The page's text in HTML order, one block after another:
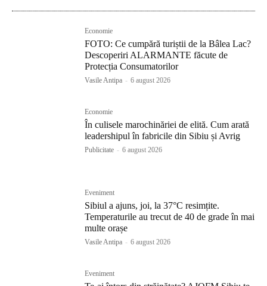
Economie
FOTO: Ce cumpără turiștii de la Bâlea Lac?
Descoperiri ALARMANTE făcute de
Protecția Consumatorilor
Vasile Antipa - 6 august 2026
Economie
În culisele marochinăriei de elită. Cum arată
leadershipul în fabricile din Sibiu și Avrig
Publicitate - 6 august 2026
Eveniment
Sibiul a ajuns, joi, la 37°C resimțite.
Temperaturile au trecut de 40 de grade în mai
multe orașe
Vasile Antipa - 6 august 2026
Eveniment